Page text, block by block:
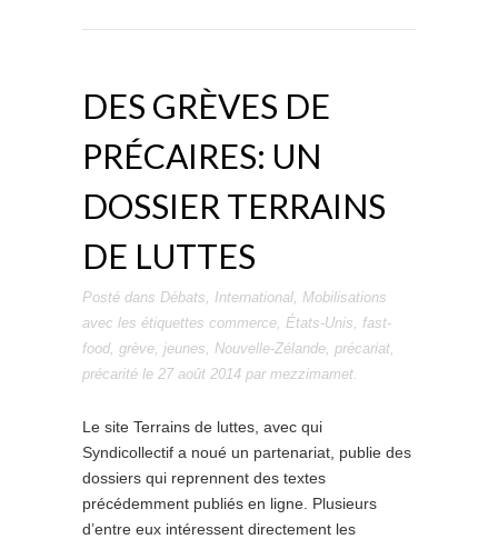
DES GRÈVES DE
PRÉCAIRES: UN
DOSSIER TERRAINS
DE LUTTES
Posté dans Débats, International, Mobilisations
avec les étiquettes commerce, États-Unis, fast-
food, grève, jeunes, Nouvelle-Zélande, précariat,
précarité le 27 août 2014 par mezzimamet.
Le site Terrains de luttes, avec qui
Syndicollectif a noué un partenariat, publie des
dossiers qui reprennent des textes
précédemment publiés en ligne. Plusieurs
d’entre eux intéressent directement les